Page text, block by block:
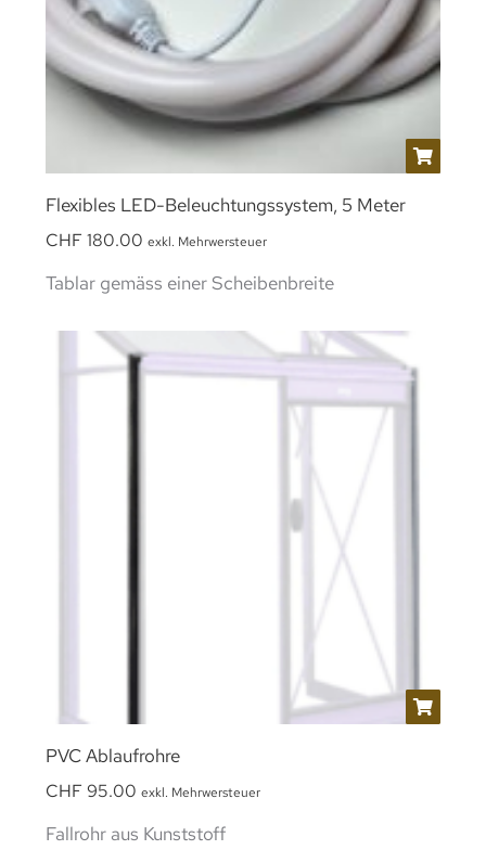
Flexibles LED-Beleuchtungssystem, 5 Meter
CHF 180.00 exkl. Mehrwersteuer
Tablar gemäss einer Scheibenbreite
PVC Ablaufrohre
CHF 95.00 exkl. Mehrwersteuer
Fallrohr aus Kunststoff